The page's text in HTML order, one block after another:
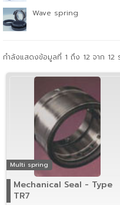
Wave spring
กำลังแสดงข้อมูลที่ 1 ถึง 12 จาก 12
Multi spring
Mechanical Seal - Type
TR7